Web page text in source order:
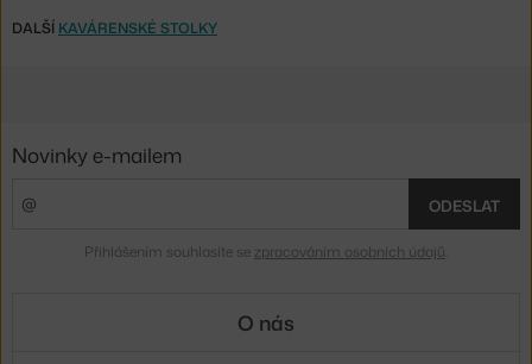
DALŠÍ KAVÁRENSKÉ STOLKY
Novinky e-mailem
ODESLAT
Přihlášením souhlasíte se zpracováním osobních údajů
O nás